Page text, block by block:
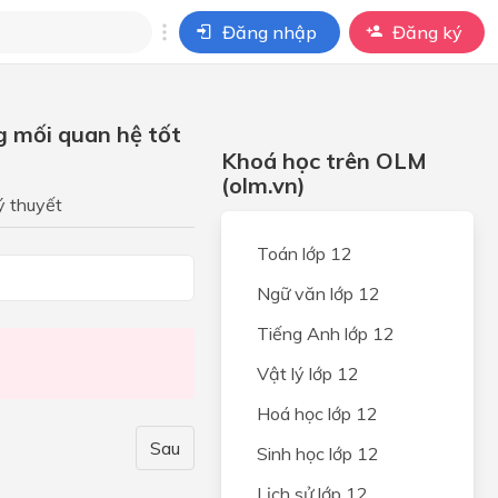
câu hỏi của
Đăng nhập Đăng ký
mối quan hệ tốt
thuyết
Sau
Khoá học trên OLM
(olm.vn)
Toán lớp 12
Ngữ văn lớp 12
Tiếng Anh lớp 12
Vật lý lớp 12
Hoá học lớp 12
Sinh học lớp 12
Lịch sử lớp 12